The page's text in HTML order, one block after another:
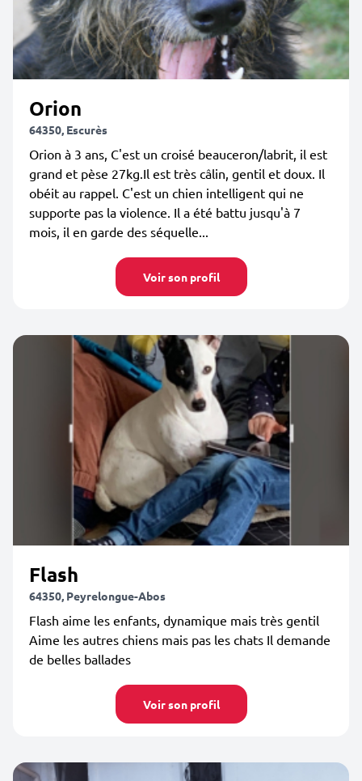
Orion
64350, Escurès
Orion à 3 ans, C'est un croisé beauceron/labrit, il est
grand et pèse 27kg.Il est très câlin, gentil et doux. Il
obéit au rappel. C'est un chien intelligent qui ne
supporte pas la violence. Il a été battu jusqu'à 7
mois, il en garde des séquelle...
Voir son profil
Flash
64350, Peyrelongue-Abos
Flash aime les enfants, dynamique mais très gentil
Aime les autres chiens mais pas les chats Il demande
de belles ballades
Voir son profil